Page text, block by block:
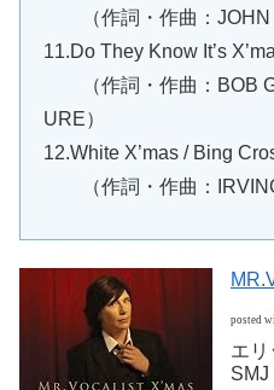
（作詞・作曲：JOHN
11.Do They Know It’s
（作詞・作曲：BOB
URE）
12.White X’mas / Bing
（作詞・作曲：IRVING
posted
エリ
SMJ